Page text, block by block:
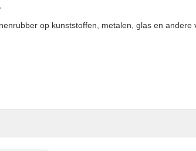
op kunststoffen, metalen, glas en andere